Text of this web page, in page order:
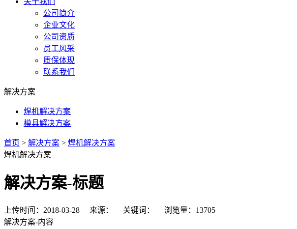
公司简介
企业文化
公司资质
员工风采
质保体现
联系我们
解决方案
焊机解决方案
模具解决方案
首页 > 解决方案 > 焊机解决方案
焊机解决方案
解决方案-标题
上传时间：2018-03-28 来源： 关键词： 浏览量：13705
解决方案-内容